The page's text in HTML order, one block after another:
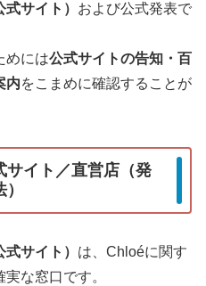
サイト） および公式発表で
めには公式サイトの告知・百
内をこまめに確認することが
サイト／直営店（発
サイト） は、Chloéに関す
な窓口です。